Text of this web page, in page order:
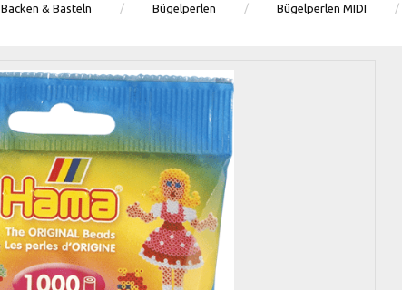
Backen & Basteln Bügelperlen Bügelperlen MIDI